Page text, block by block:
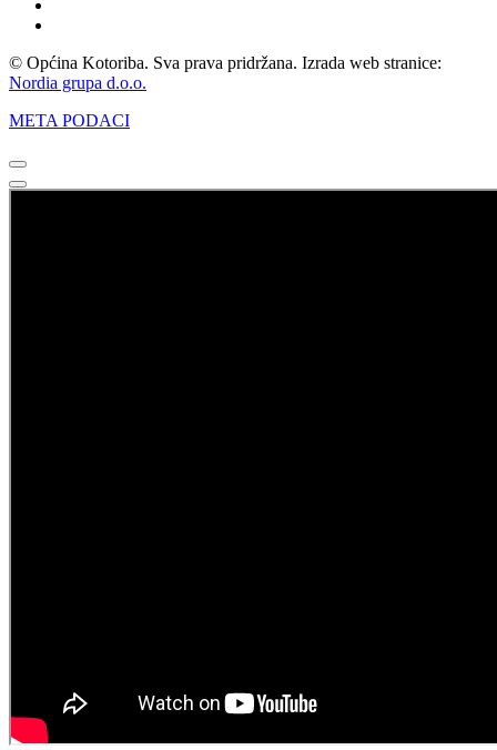
© Općina Kotoriba. Sva prava pridržana. Izrada web stranice:
Nordia grupa d.o.o.
META PODACI